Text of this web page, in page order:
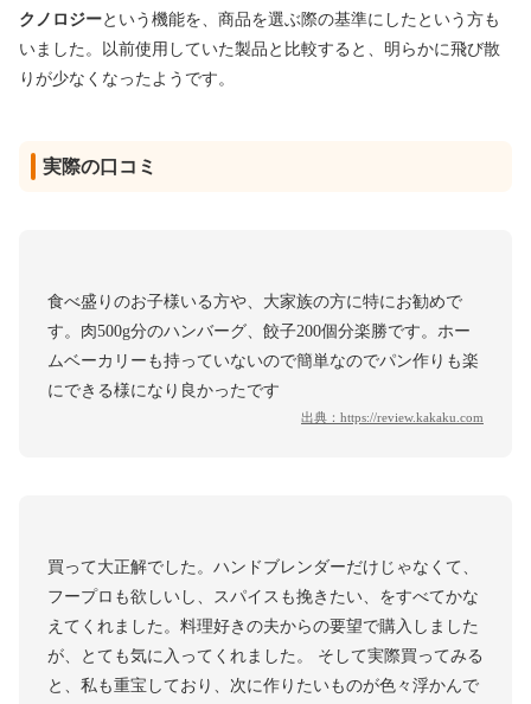
クノロジーという機能を、商品を選ぶ際の基準にしたという方も
いました。以前使用していた製品と比較すると、明らかに飛び散
りが少なくなったようです。
実際の口コミ
食べ盛りのお子様いる方や、大家族の方に特にお勧めで
す。肉500g分のハンバーグ、餃子200個分楽勝です。ホー
ムベーカリーも持っていないので簡単なのでパン作りも楽
にできる様になり良かったです
出典： https://review.kakaku.com
買って大正解でした。ハンドブレンダーだけじゃなくて、
フープロも欲しいし、スパイスも挽きたい、をすべてかな
えてくれました。料理好きの夫からの要望で購入しました
が、とても気に入ってくれました。 そして実際買ってみる
と、私も重宝しており、次に作りたいものが色々浮かんで